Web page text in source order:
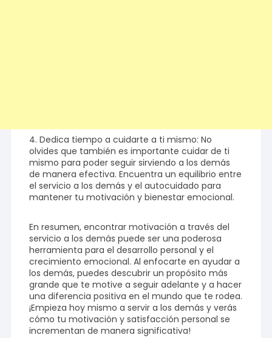
4. Dedica tiempo a cuidarte a ti mismo: No
olvides que también es importante cuidar de ti
mismo para poder seguir sirviendo a los demás
de manera efectiva. Encuentra un equilibrio entre
el servicio a los demás y el autocuidado para
mantener tu motivación y bienestar emocional.
En resumen, encontrar motivación a través del
servicio a los demás puede ser una poderosa
herramienta para el desarrollo personal y el
crecimiento emocional. Al enfocarte en ayudar a
los demás, puedes descubrir un propósito más
grande que te motive a seguir adelante y a hacer
una diferencia positiva en el mundo que te rodea.
¡Empieza hoy mismo a servir a los demás y verás
cómo tu motivación y satisfacción personal se
incrementan de manera significativa!